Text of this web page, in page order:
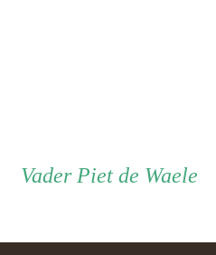
Vader Vader
Piet de Waele